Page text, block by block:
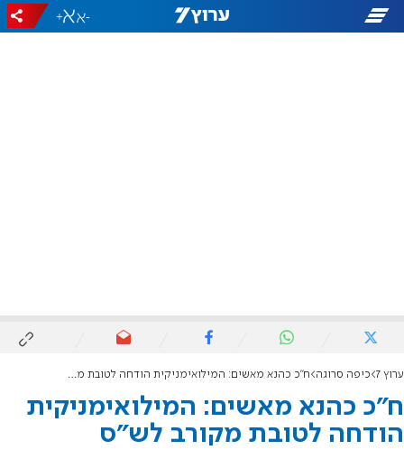
-
+
ערוץ 7 כיפה סרוגה ח"כ כהנא מאשים: המילואימניקית הודחה לטובת מקורב לש"ס
ח"כ כהנא מאשים: המילואימניקית
הודחה לטובת מקורב לש"ס